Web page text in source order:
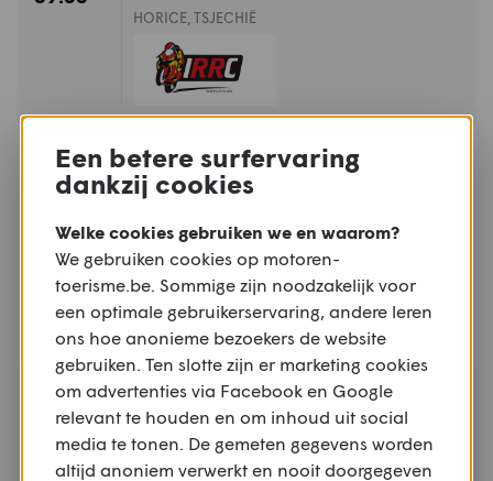
HORICE, TSJECHIË
ZA - ZO
08.08 -
09.08
MOTORSPORT
Internationale Motorcross van de
KEIHEUVEL, BALEN, ANTWERPEN
ZA - ZO
08.08 -
TOERRIT
Graafschapsrit - Erpe-Mere
ERPE-MERE, OOST-VLAANDEREN
Een betere surfervaring
dankzij cookies
Welke cookies gebruiken we en waarom?
We gebruiken cookies op motoren-
toerisme.be. Sommige zijn noodzakelijk voor
een optimale gebruikerservaring, andere leren
ons hoe anonieme bezoekers de website
gebruiken. Ten slotte zijn er marketing cookies
om advertenties via Facebook en Google
relevant te houden en om inhoud uit social
media te tonen. De gemeten gegevens worden
altijd anoniem verwerkt en nooit doorgegeven